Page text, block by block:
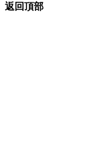
返回頂部